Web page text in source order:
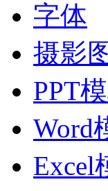
字体
摄影
PPT
Word
Excel